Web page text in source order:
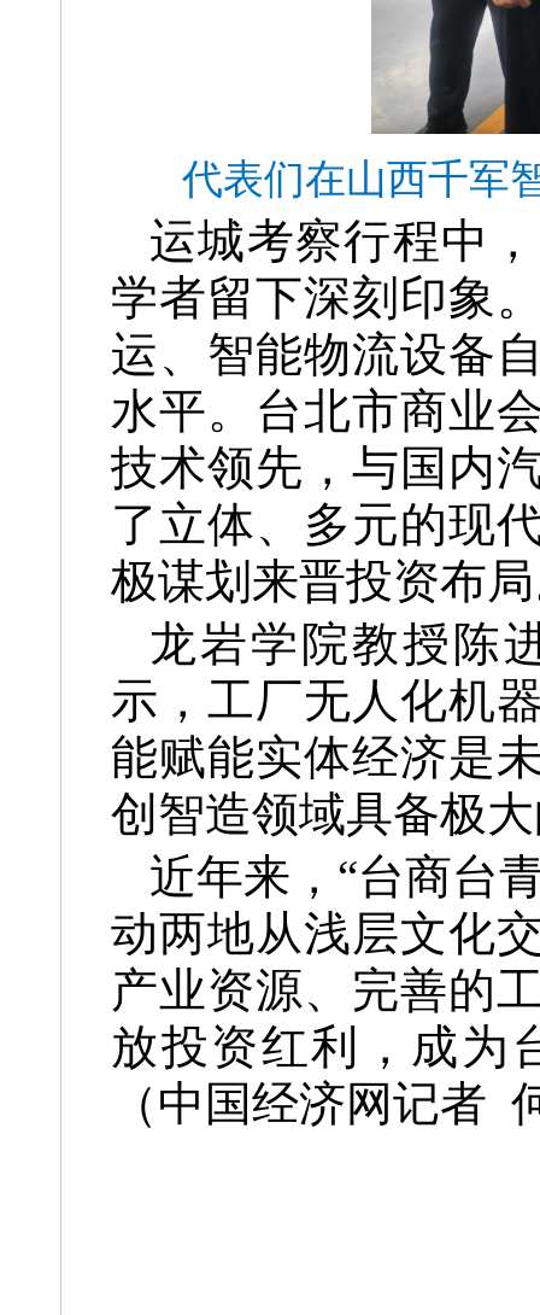
代表们在山西千军
运城考察行程中
学者留下深刻印象
运、智能物流设备
水平。台北市商业
技术领先，与国内
了立体、多元的现
极谋划来晋投资布
龙岩学院教授陈
示，工厂无人化机
能赋能实体经济是
创智造领域具备极
近年来，“台商台
动两地从浅层文化
产业资源、完善的
放投资红利，成为
（中国经济网记者